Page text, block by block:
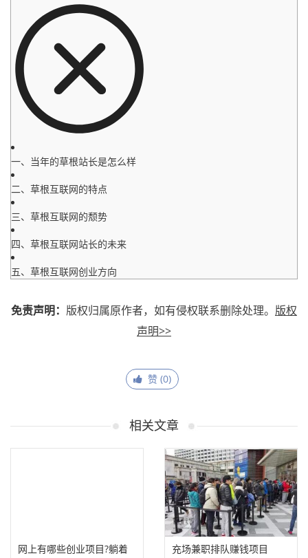
一、当年的草根站长是怎么样
二、草根互联网的特点
三、草根互联网的颓势
四、草根互联网站长的未来
五、草根互联网创业方向
免责声明： 版权归属原作者，如有侵权联系删除处理。 版权
声明>>
赞 (0)
相关文章
网上有哪些创业项目?躺着
充场兼职排队赚钱项目